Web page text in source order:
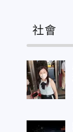
社會